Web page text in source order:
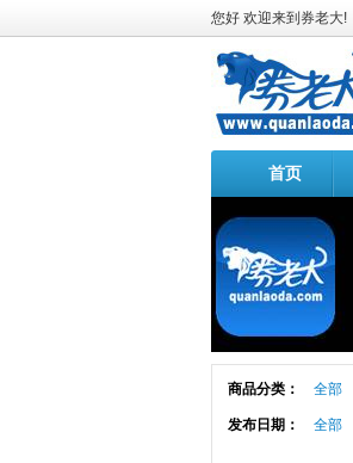
您好 欢迎来到券老大!
首页
商品分类： 全部
发布日期： 全部